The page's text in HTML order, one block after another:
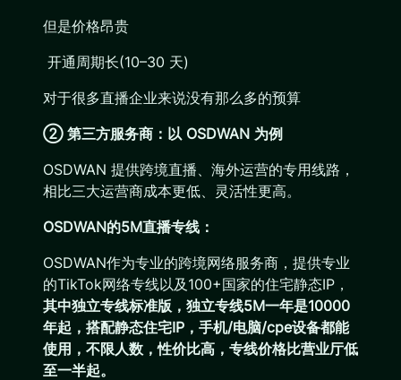
但是价格昂贵
开通周期长(10–30 天)
对于很多直播企业来说没有那么多的预算
② 第三方服务商：以 OSDWAN 为例
OSDWAN 提供跨境直播、海外运营的专用线路，
相比三大运营商成本更低、灵活性更高。
OSDWAN的5M直播专线：
OSDWAN作为专业的跨境网络服务商，提供专业
的TikTok网络专线以及100+国家的住宅静态IP，
其中独立专线标准版，独立专线5M一年是10000
年起，搭配静态住宅IP，手机/电脑/cpe设备都能
使用，不限人数，性价比高，专线价格比营业厅低
至一半起。